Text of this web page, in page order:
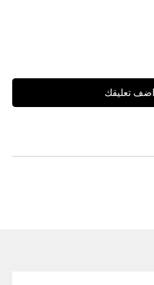
اضف تعليقك